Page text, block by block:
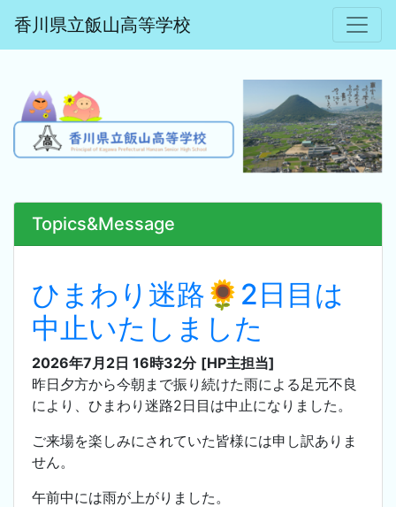
香川県立飯山高等学校
Topics&Message
ひまわり迷路🌻2日目は
中止いたしました
2026年7月2日 16時32分 [HP主担当]
昨日夕方から今朝まで振り続けた雨による足元不良
により、ひまわり迷路2日目は中止になりました。
ご来場を楽しみにされていた皆様には申し訳ありま
せん。
午前中には雨が上がりました。